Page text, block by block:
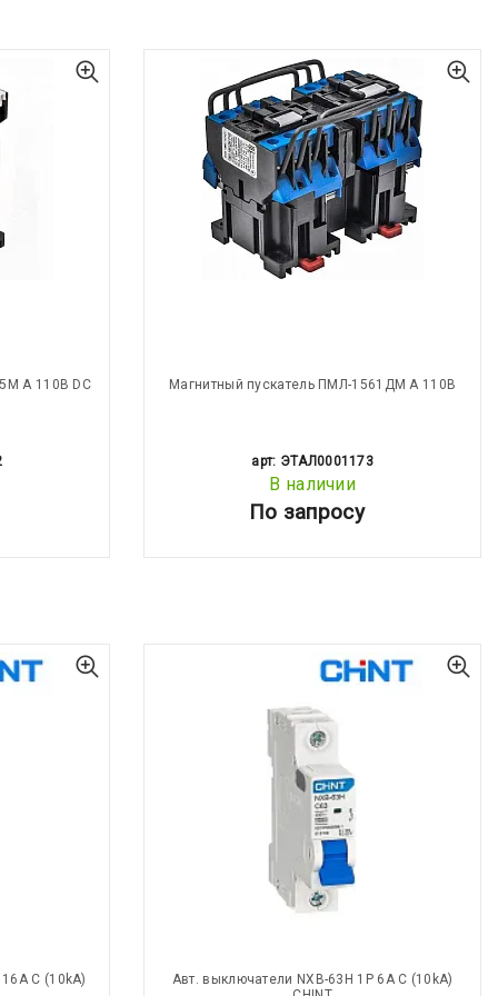
А 110В DC Магнитный пускатель ПМЛ-1561ДМ А 110В
арт: ЭТАЛ0001173
В наличии
По запросу
С (10kA)
Авт. выключатели NXB-63H 1P 6A С (10kA)